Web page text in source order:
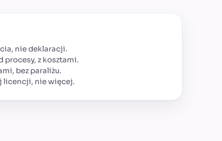
nie deklaracji.
procesy, z kosztami.
bez paraliżu.
licencji, nie więcej.